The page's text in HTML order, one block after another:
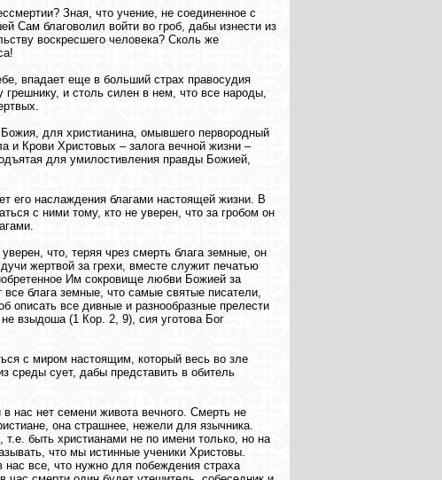
Зная, что учение, не соединенное с
Сам благоволил войти во гроб, дабы изнести из
воскресшего человека? Сколь же
впадает еще в больший страх правосудия
грешнику, и столь силен в нем, что все народы,
для христианина, омывшего первородный
и Крови Христовых – залога вечной жизни –
для умилостивления правды Божией,
его наслаждения благами настоящей жизни. В
с ними тому, кто не уверен, что за гробом он
что, теряя чрез смерть блага земные, он
жертвой за грехи, вместе служит печатью
Им сокровище любви Божией за
блага земные, что самые святые писатели,
все дивные и разнообразные прелести
взыдоша (1 Кор. 2, 9), сия уготова Бог
с миром настоящим, который весь во зле
среды сует, дабы представить в обитель
нас нет семени живота вечного. Смерть не
она страшнее, нежели для язычника.
быть христианами не по имени только, но на
что мы истинные ученики Христовы.
все, что нужно для побеждения страха